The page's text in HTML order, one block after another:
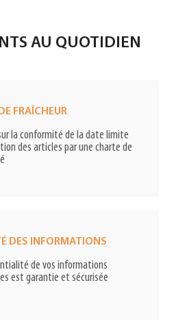
AU QUOTIDIEN
FRAÎCHEUR
la conformité de la date limite
des articles par une charte de
DES INFORMATIONS
de vos informations
est garantie et sécurisée